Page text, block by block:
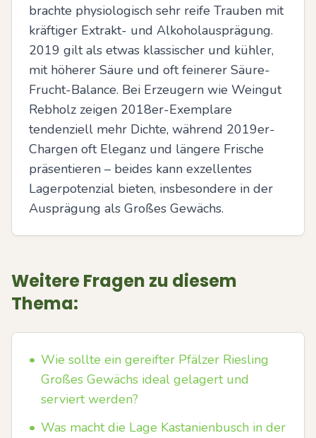
brachte physiologisch sehr reife Trauben mit
kräftiger Extrakt- und Alkoholausprägung.
2019 gilt als etwas klassischer und kühler,
mit höherer Säure und oft feinerer Säure-
Frucht-Balance. Bei Erzeugern wie Weingut
Rebholz zeigen 2018er-Exemplare
tendenziell mehr Dichte, während 2019er-
Chargen oft Eleganz und längere Frische
präsentieren – beides kann exzellentes
Lagerpotenzial bieten, insbesondere in der
Ausprägung als Großes Gewächs.
Weitere Fragen zu diesem
Thema:
• Wie sollte ein gereifter Pfälzer Riesling
Großes Gewächs ideal gelagert und
serviert werden?
• Was macht die Lage Kastanienbusch in der